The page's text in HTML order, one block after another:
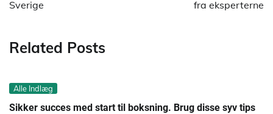
Sverige
fra eksperterne
Related Posts
Alle Indlæg
Sikker succes med start til boksning. Brug disse syv tips